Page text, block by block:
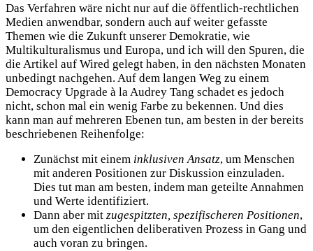
Das Verfahren wäre nicht nur auf die öffentlich-rechtlichen
Medien anwendbar, sondern auch auf weiter gefasste
Themen wie die Zukunft unserer Demokratie, wie
Multikulturalismus und Europa, und ich will den Spuren, die
die Artikel auf Wired gelegt haben, in den nächsten Monaten
unbedingt nachgehen. Auf dem langen Weg zu einem
Democracy Upgrade à la Audrey Tang schadet es jedoch
nicht, schon mal ein wenig Farbe zu bekennen. Und dies
kann man auf mehreren Ebenen tun, am besten in der bereits
beschriebenen Reihenfolge:
Zunächst mit einem inklusiven Ansatz, um Menschen
mit anderen Positionen zur Diskussion einzuladen.
Dies tut man am besten, indem man geteilte Annahmen
und Werte identifiziert.
Dann aber mit zugespitzten, spezifischeren Positionen,
um den eigentlichen deliberativen Prozess in Gang und
auch voran zu bringen.